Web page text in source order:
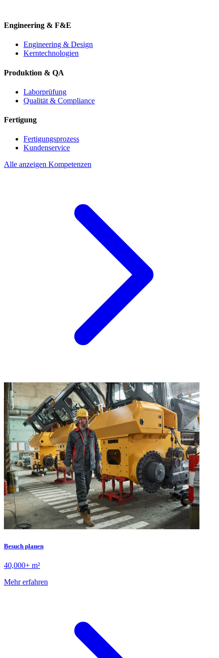
Engineering & F&E
Engineering & Design
Kerntechnologien
Produktion & QA
Laborprüfung
Qualität & Compliance
Fertigung
Fertigungsprozess
Kundenservice
Alle anzeigen Kompetenzen
Besuch planen
40,000+ m²
Mehr erfahren